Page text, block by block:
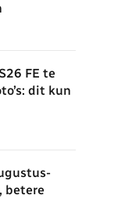
FE te
dit kun
betere